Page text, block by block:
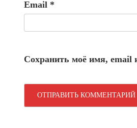
Email *
Сохранить моё имя, email